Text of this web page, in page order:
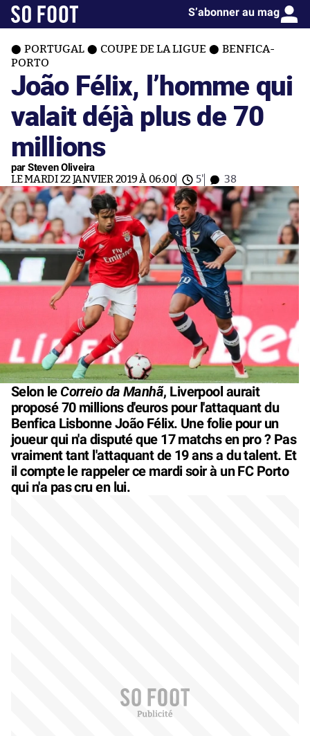
S’abonner au mag
PORTUGAL COUPE DE LA LIGUE
BENFICA-
PORTO
João Félix, l’homme qui
valait déjà plus de 70
millions
par Steven Oliveira
LE MARDI 22 JANVIER 2019 À 06:00 5' 38
Selon le Correio da Manhã, Liverpool aurait
proposé 70 millions d'euros pour l'attaquant du
Benfica Lisbonne João Félix. Une folie pour un
joueur qui n'a disputé que 17 matchs en pro ? Pas
vraiment tant l'attaquant de 19 ans a du talent. Et
il compte le rappeler ce mardi soir à un FC Porto
qui n'a pas cru en lui.